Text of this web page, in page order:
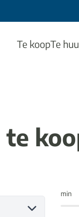
Te koopTe
min